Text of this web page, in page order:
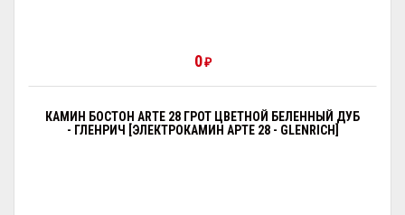
0₽
КАМИН БОСТОН ARTE 28 ГРОТ ЦВЕТНОЙ БЕЛЕННЫЙ ДУБ
- ГЛЕНРИЧ [ЭЛЕКТРОКАМИН АРТЕ 28 - GLENRICH]